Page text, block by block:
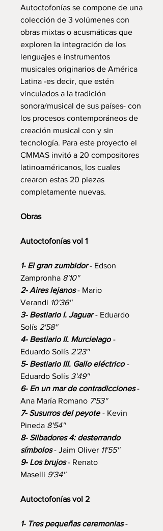
Autoctofonías se compone de una
colección de 3 volúmenes con
obras mixtas o acusmáticas que
exploren la integración de los
lenguajes e instrumentos
musicales originarios de América
Latina -es decir, que estén
vinculados a la tradición
sonora/musical de sus países- con
los procesos contemporáneos de
creación musical con y sin
tecnología. Para este proyecto el
CMMAS invitó a 20 compositores
latinoaméricanos, los cuales
crearon estas 20 piezas
completamente nuevas.
Obras
Autoctofonías vol 1
1- El gran zumbidor- Edson
Zampronha 8'10''
2- Aires lejanos- Mario
Verandi 10'36''
3- Bestiario I. Jaguar- Eduardo
Solís 2'58''
4- Bestiario II. Murcielago -
Eduardo Solís 2'23''
5- Bestiario III. Gallo eléctrico -
Eduardo Solís 3'49''
6- En un mar de contradicciones-
Ana María Romano 7'53''
7- Susurros del peyote - Kevin
Pineda 8'54''
8- Silbadores 4: desterrando
símbolos- Jaim Oliver 11'55''
9- Los brujos- Renato
Maselli 9'34''
Autoctofonías vol 2
1- Tres pequeñas ceremonias-